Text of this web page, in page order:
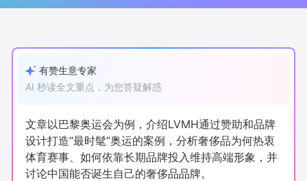
有赞春季发布会
新零售私享会 门店经营增长公开课
AllValue 战略合作
有赞生意专家
AI 秒读全文重点，为您答疑解惑
文章以巴黎奥运会为例，介绍LVMH通过赞助和品牌
设计打造“最时髦”奥运的案例，分析奢侈品为何热衷
体育赛事、如何依靠长期品牌投入维持高端形象，并
讨论中国能否诞生自己的奢侈品品牌。